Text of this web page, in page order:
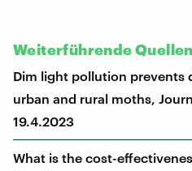
Weiterführende
Dim light pollution prevents
urban and rural moths,
19.4.2023
What is the cost-